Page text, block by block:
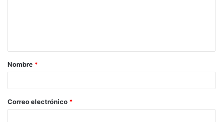
Nombre *
Correo electrónico *